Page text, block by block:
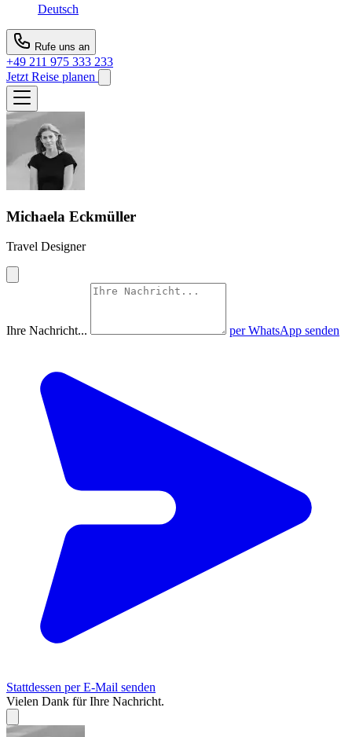
Deutsch
Rufe uns an
+49 211 975 333 233
Jetzt Reise planen
Michaela Eckmüller
Travel Designer
Ihre Nachricht... per WhatsApp senden
Stattdessen per E-Mail senden
Vielen Dank für Ihre Nachricht.